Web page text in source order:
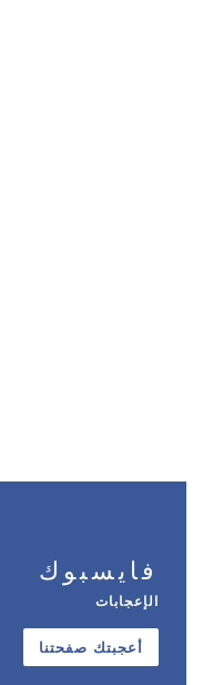
فايسبوك
الإعجابات
أعجبتك صفحتنا